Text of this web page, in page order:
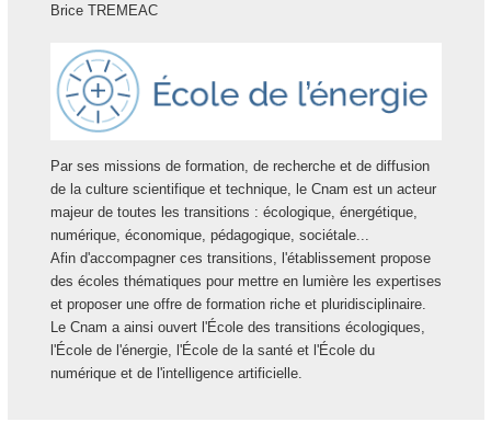
Brice TREMEAC
Par ses missions de formation, de recherche et de diffusion
de la culture scientifique et technique, le Cnam est un acteur
majeur de toutes les transitions : écologique, énergétique,
numérique, économique, pédagogique, sociétale...
Afin d'accompagner ces transitions, l'établissement propose
des écoles thématiques pour mettre en lumière les expertises
et proposer une offre de formation riche et pluridisciplinaire.
Le Cnam a ainsi ouvert l'École des transitions écologiques,
l'École de l'énergie, l'École de la santé et l'École du
numérique et de l'intelligence artificielle.